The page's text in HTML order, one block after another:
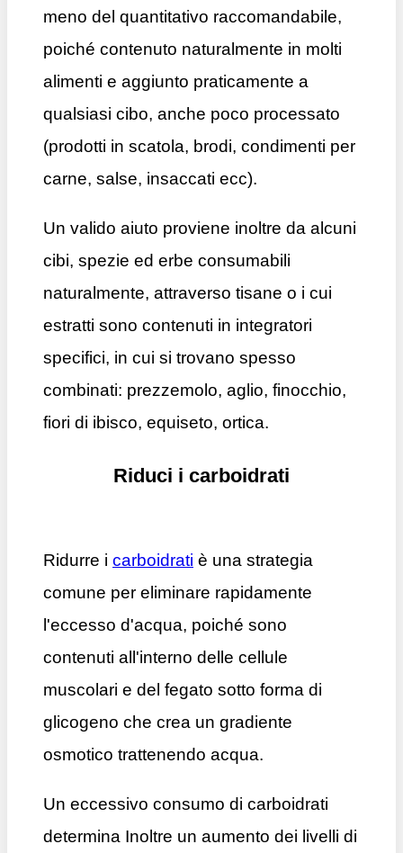
meno del quantitativo raccomandabile,
poiché contenuto naturalmente in molti
alimenti e aggiunto praticamente a
qualsiasi cibo, anche poco processato
(prodotti in scatola, brodi, condimenti per
carne, salse, insaccati ecc).
Un valido aiuto proviene inoltre da alcuni
cibi, spezie ed erbe consumabili
naturalmente, attraverso tisane o i cui
estratti sono contenuti in integratori
specifici, in cui si trovano spesso
combinati: prezzemolo, aglio, finocchio,
fiori di ibisco, equiseto, ortica.
Riduci i carboidrati
Ridurre i carboidrati è una strategia
comune per eliminare rapidamente
l'eccesso d'acqua, poiché sono
contenuti all'interno delle cellule
muscolari e del fegato sotto forma di
glicogeno che crea un gradiente
osmotico trattenendo acqua.
Un eccessivo consumo di carboidrati
determina Inoltre un aumento dei livelli di